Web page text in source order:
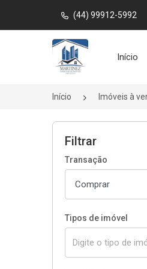
(44) 99912-5992
Página inicial
Início
Início Imóveis à
Filtrar
Transação
Tipos de imóvel